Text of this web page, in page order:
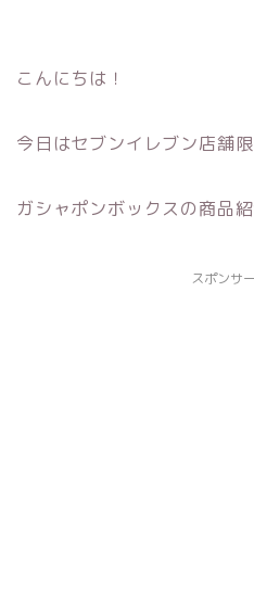
こんにちは！
今日はセブンイレブン店舗
ガシャポンボックスの商品
スポンサ